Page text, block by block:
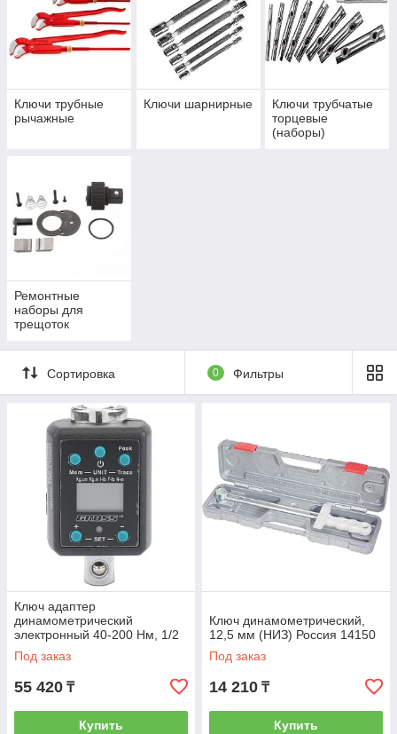
Ключи трубные
рычажные
Ключи шарнирные
Ключи трубчатые
торцевые
(наборы)
Ремонтные
наборы для
трещоток
Сортировка 0 Фильтры
Ключ адаптер
динамометрический
электронный 40-200 Нм, 1/2
Gross 14164
Под заказ
55 420 ₸
Купить
Ключ динамометрический,
12,5 мм (НИЗ) Россия 14150
Под заказ
14 210 ₸
Купить